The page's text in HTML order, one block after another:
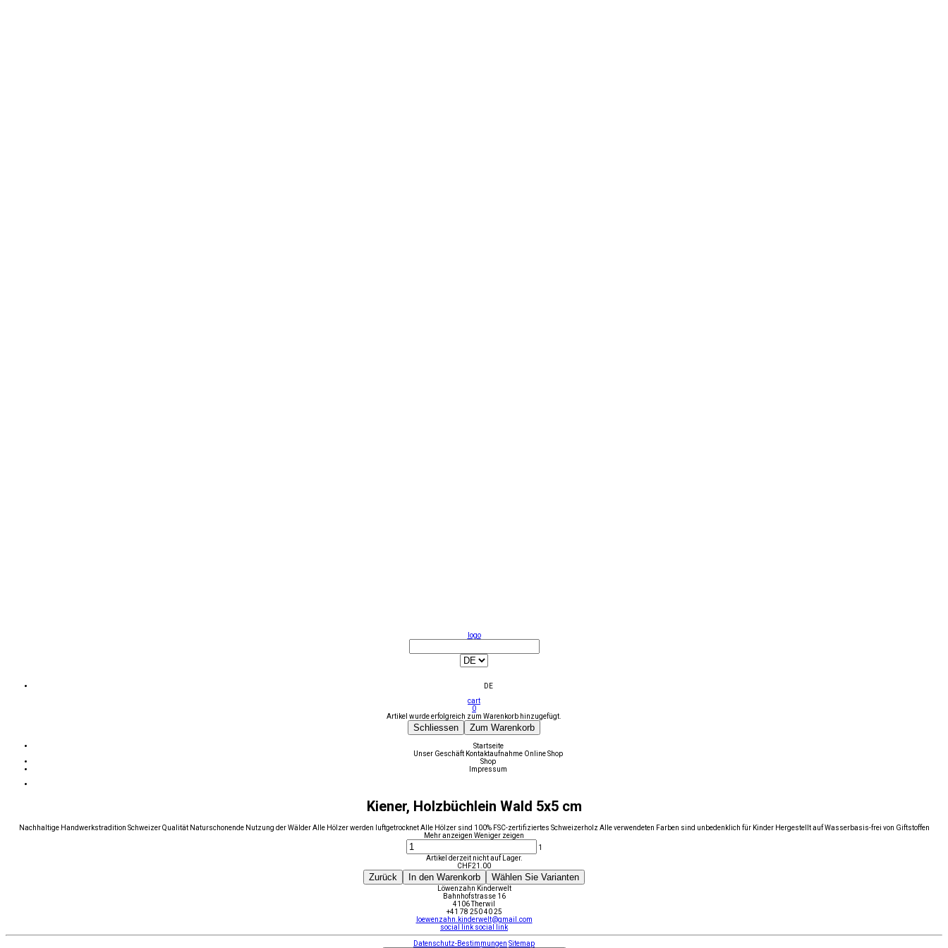
logo
DE
cart
0
Artikel wurde erfolgreich zum Warenkorb hinzugefügt.
Schliessen Zum Warenkorb
Startseite
Unser Geschäft Kontaktaufnahme Online Shop
Shop
Impressum
Kiener, Holzbüchlein Wald 5x5 cm
Nachhaltige Handwerkstradition Schweizer Qualität Naturschonende Nutzung der Wälder Alle Hölzer werden luftgetrocknet Alle Hölzer sind 100% FSC-zertifiziertes Schweizerholz Alle verwendeten Farben sind unbedenklich für Kinder Hergestellt auf Wasserbasis-frei von Giftstoffen
Mehr anzeigen Weniger zeigen
1
Artikel derzeit nicht auf Lager.
CHF21.00
Zurück In den Warenkorb Wählen Sie Varianten
Löwenzahn Kinderwelt
Bahnhofstrasse 16
4106 Therwil
+41 78 250 40 25
loewenzahn.kinderwelt@gmail.com
social link social link
Datenschutz-Bestimmungen Sitemap